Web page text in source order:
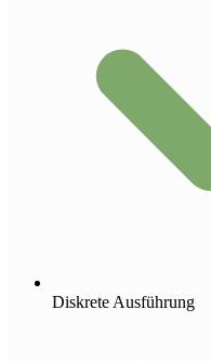
Diskrete Ausführung